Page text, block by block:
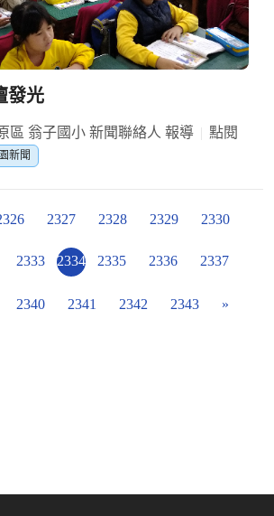
發光
區 翁子國小 新聞聯絡人 報導
點閱
新聞
2327 2328 2329 2330
2333 2334 2335 2336 2337
2340 2341 2342 2343 »